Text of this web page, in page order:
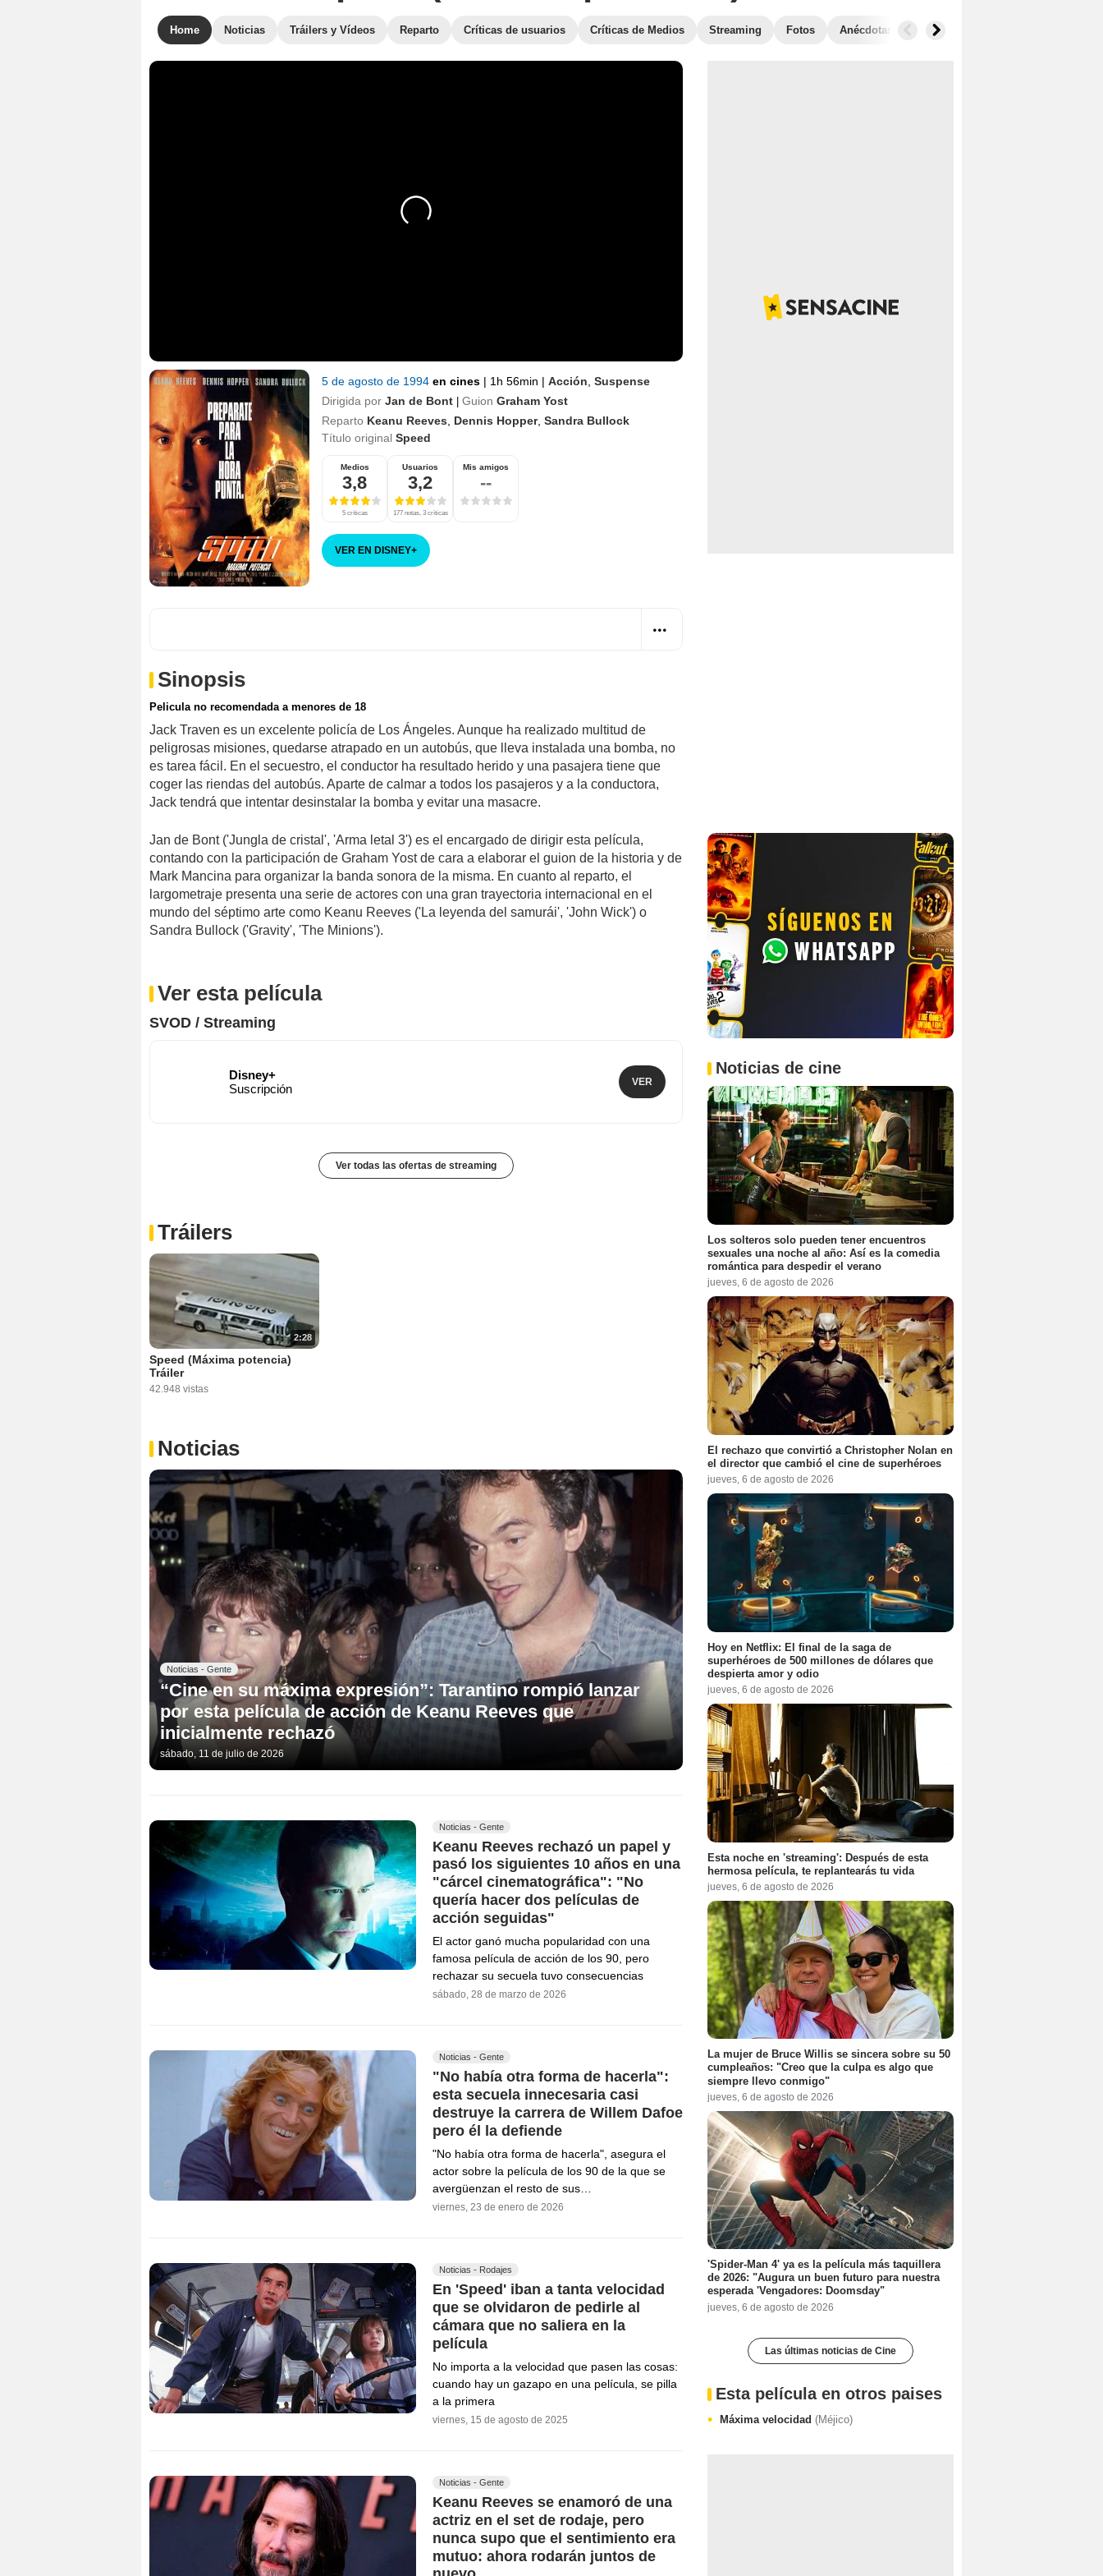
Home Noticias Tráilers y Vídeos Reparto Críticas de usuarios Críticas de Medios Streaming Fotos Anécdotas Películas similares
5 de agosto de 1994 en cines | 1h 56min | Acción Suspense
Dirigida por Jan de Bont | Guion Graham Yost
Reparto Keanu Reeves Dennis Hopper, Sandra Bullock
Título original Speed
Medios
3,8
5 críticas
Usuarios
3,2
177 notas, 3 críticas
Mis amigos
--
VER EN DISNEY+
Sinopsis
Pelicula no recomendada a menores de 18
Jack Traven es un excelente policía de Los Ángeles. Aunque ha realizado multitud de
peligrosas misiones, quedarse atrapado en un autobús, que lleva instalada una bomba, no
es tarea fácil. En el secuestro, el conductor ha resultado herido y una pasajera tiene que
coger las riendas del autobús. Aparte de calmar a todos los pasajeros y a la conductora,
Jack tendrá que intentar desinstalar la bomba y evitar una masacre.
Jan de Bont ('Jungla de cristal', 'Arma letal 3') es el encargado de dirigir esta película,
contando con la participación de Graham Yost de cara a elaborar el guion de la historia y de
Mark Mancina para organizar la banda sonora de la misma. En cuanto al reparto, el
largometraje presenta una serie de actores con una gran trayectoria internacional en el
mundo del séptimo arte como Keanu Reeves ('La leyenda del samurái', 'John Wick') o
Sandra Bullock ('Gravity', 'The Minions').
Ver esta película
SVOD / Streaming
Disney+
Suscripción
VER
Ver todas las ofertas de streaming
Tráilers
2:28
Speed (Máxima potencia)
Tráiler
42.948 vistas
Noticias
Noticias - Gente
“Cine en su máxima expresión”: Tarantino rompió lanzar
por esta película de acción de Keanu Reeves que
inicialmente rechazó
sábado, 11 de julio de 2026
Noticias - Gente
Keanu Reeves rechazó un papel y
pasó los siguientes 10 años en una
"cárcel cinematográfica": "No
quería hacer dos películas de
acción seguidas"
El actor ganó mucha popularidad con una
famosa película de acción de los 90, pero
rechazar su secuela tuvo consecuencias
sábado, 28 de marzo de 2026
Noticias - Gente
"No había otra forma de hacerla":
esta secuela innecesaria casi
destruye la carrera de Willem Dafoe
pero él la defiende
"No había otra forma de hacerla", asegura el
actor sobre la película de los 90 de la que se
avergüenzan el resto de sus…
viernes, 23 de enero de 2026
Noticias - Rodajes
En 'Speed' iban a tanta velocidad
que se olvidaron de pedirle al
cámara que no saliera en la
película
No importa a la velocidad que pasen las cosas:
cuando hay un gazapo en una película, se pilla
a la primera
viernes, 15 de agosto de 2025
Noticias - Gente
Keanu Reeves se enamoró de una
actriz en el set de rodaje, pero
nunca supo que el sentimiento era
mutuo: ahora rodarán juntos de
Noticias de cine
Los solteros solo pueden tener encuentros
sexuales una noche al año: Así es la comedia
romántica para despedir el verano
jueves, 6 de agosto de 2026
El rechazo que convirtió a Christopher Nolan en
el director que cambió el cine de superhéroes
jueves, 6 de agosto de 2026
Hoy en Netflix: El final de la saga de
superhéroes de 500 millones de dólares que
despierta amor y odio
jueves, 6 de agosto de 2026
Esta noche en 'streaming': Después de esta
hermosa película, te replantearás tu vida
jueves, 6 de agosto de 2026
La mujer de Bruce Willis se sincera sobre su 50
cumpleaños: "Creo que la culpa es algo que
siempre llevo conmigo"
jueves, 6 de agosto de 2026
'Spider-Man 4' ya es la película más taquillera
de 2026: "Augura un buen futuro para nuestra
esperada 'Vengadores: Doomsday"
jueves, 6 de agosto de 2026
Las últimas noticias de Cine
Esta película en otros paises
Máxima velocidad (Méjico)